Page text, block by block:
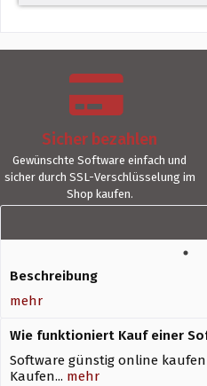
Sicher bezahlen
Gewünschte Software einfach und
sicher durch SSL-Verschlüsselung im
Shop kaufen.
Beschreibung
mehr
Wie funktioniert Kauf einer
Software günstig online
Kaufen... mehr